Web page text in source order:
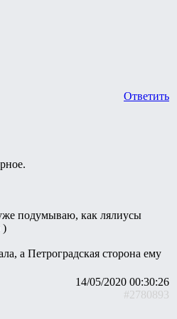
Ответить
подумываю, как лялиусы
)
а Петроградская сторона ему
14/05/2020 00:30:26
#2780893